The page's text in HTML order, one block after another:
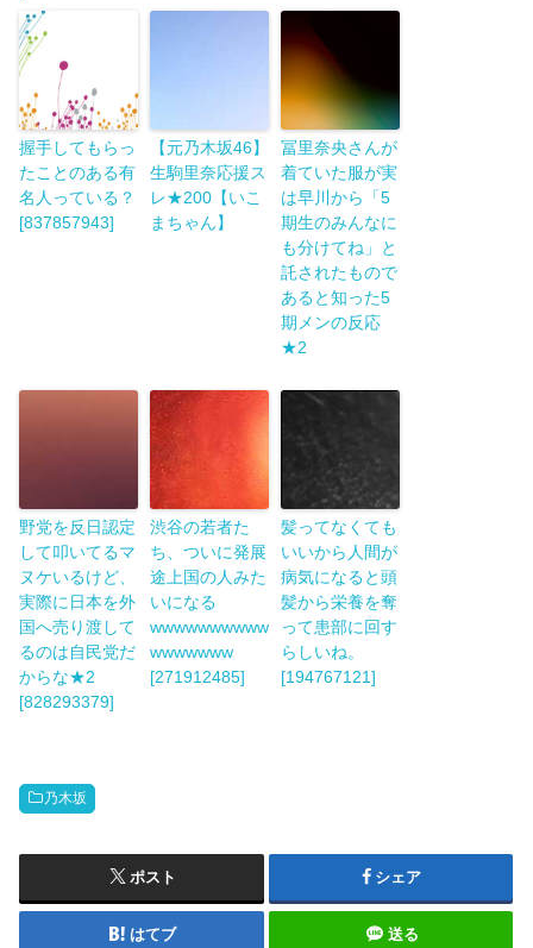
握手してもらっ
たことのある有
名人っている？
[837857943]
【元乃木坂46】
生駒里奈応援ス
レ★200【いこ
まちゃん】
冨里奈央さんが
着ていた服が実
は早川から「5
期生のみんなに
も分けてね」と
託されたもので
あると知った5
期メンの反応
★2
野党を反日認定
して叩いてるマ
ヌケいるけど、
実際に日本を外
国へ売り渡して
るのは自民党だ
からな★2
[828293379]
渋谷の若者た
ち、ついに発展
途上国の人みた
いになる
wwwwwwwwww
wwwwwww
[271912485]
髪ってなくても
いいから人間が
病気になると頭
髪から栄養を奪
って患部に回す
らしいね。
[194767121]
乃木坂
ポスト シェア
はてブ 送る